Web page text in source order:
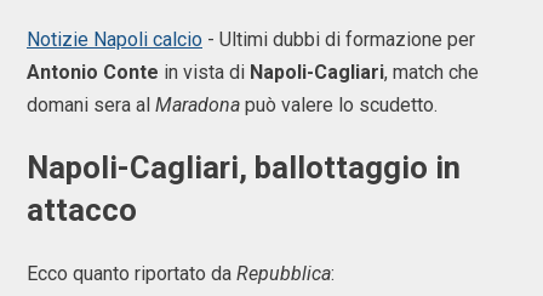
Notizie Napoli calcio - Ultimi dubbi di formazione per
Antonio Conte in vista di Napoli-Cagliari, match che
domani sera al Maradona può valere lo scudetto.
Napoli-Cagliari, ballottaggio in
attacco
Ecco quanto riportato da Repubblica: